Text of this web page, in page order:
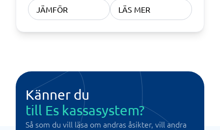
JÄMFÖR LÄS MER
Känner du
till Es kassasystem?
Så som du vill läsa om andras åsikter, vill andra